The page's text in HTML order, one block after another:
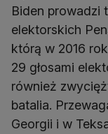
Biden prowadzi
elektorskich
którą w 2016
29 głosami
również
batalia.
Georgii i w